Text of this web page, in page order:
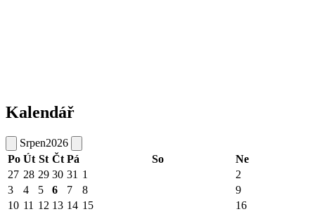
Kalendář
Srpen2026
Po Út St Čt Pá So
Ne
27 28 29 30 31 1
2
3
4 5 6 7 8
9
10 11 12 13 14 15 16